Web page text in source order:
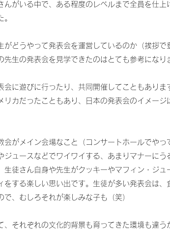
んがいる中で、ある程度のレベルまで全員を仕上
がどうやって発表会を運営しているのか（挨拶
先生の発表会を見学できたのはとても参考になり
会に遊びに行ったり、共同開催してこともあり
リカだったこともあり、日本の発表会のイメージ
会がメイン会場なこと（コンサートホールでや
ジュースなどでワイワイする、あまりマナーにう
生徒さん自身や先生がクッキーやマフィン・ジュ
をする楽しい思い出です。生徒が多い発表会は
で、むしろそれが楽しみな子も（笑）
、それぞれの文化的背景も育ってきた環境も違